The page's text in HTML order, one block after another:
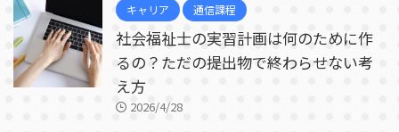
キャリア 通信課程
社会福祉士の実習計画は何のために作
るの？ただの提出物で終わらせない考
え方
2026/4/28